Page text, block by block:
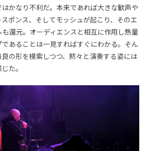
かなり不利だ。本来であれば大きな歓声や
ポンス、そしてモッシュが起こり、そのエ
還元。オーディエンスと相互に作用し熱量
あることは一見すればすぐにわかる。そん
の形を模索しつつ、黙々と演奏する姿には
た。